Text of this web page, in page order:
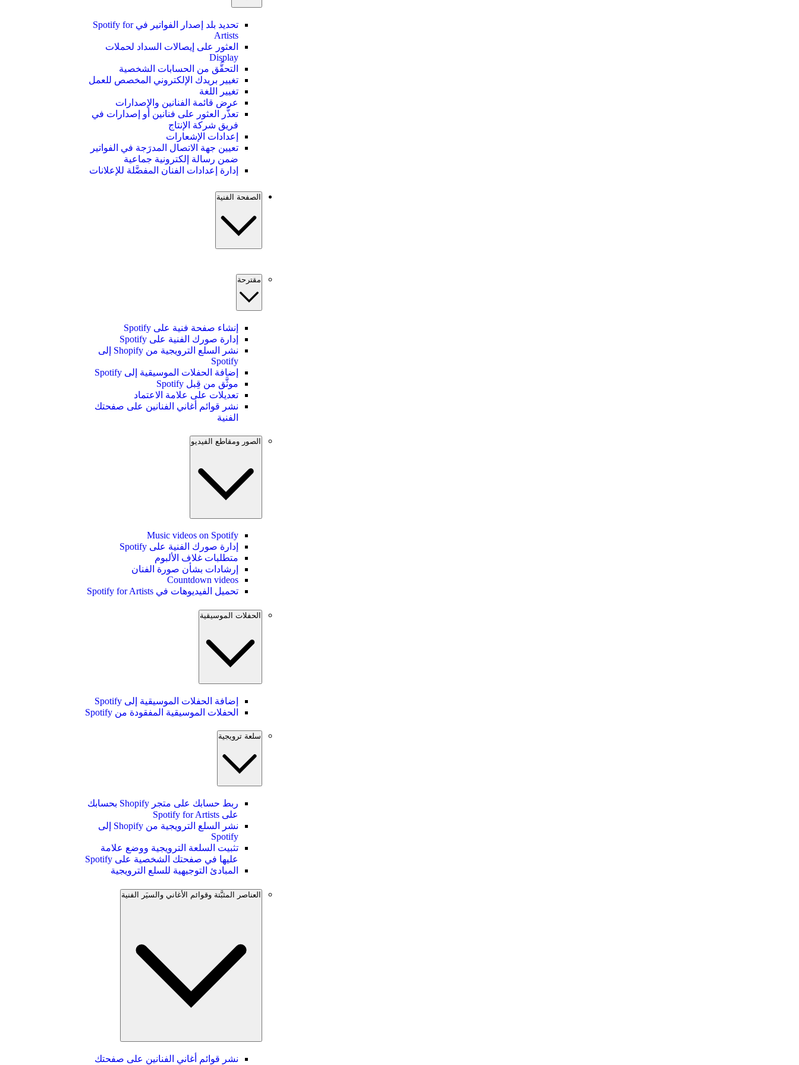
تحديد بلد إصدار الفواتير في Spotify for
Artists
العثور على إيصالات السداد لحملات
Display
التحقُّق من الحسابات الشخصية
تغيير بريدك الإلكتروني المخصص للعمل
تغيير اللغة
عرض قائمة الفنانين والإصدارات
تعذُّر العثور على فنانين أو إصدارات في
فريق شركة الإنتاج
إعدادات الإشعارات
تعيين جهة الاتصال المدرَجة في الفواتير
ضمن رسالة إلكترونية جماعية
إدارة إعدادات الفنان المفضَّلة للإعلانات
الصفحة الفنية
مقترحة
إنشاء صفحة فنية على Spotify
إدارة صورك الفنية على Spotify
نشر السلع الترويجية من Shopify إلى
Spotify
إضافة الحفلات الموسيقية إلى Spotify
موثَّق من قِبل Spotify
تعديلات على علامة الاعتماد
نشر قوائم أغاني الفنانين على صفحتك
الفنية
الصور ومقاطع الفيديو
Music videos on Spotify
إدارة صورك الفنية على Spotify
متطلبات غلاف الألبوم
إرشادات بشأن صورة الفنان
Countdown videos
تحميل الفيديوهات في Spotify for Artists
الحفلات الموسيقية
إضافة الحفلات الموسيقية إلى Spotify
الحفلات الموسيقية المفقودة من Spotify
سلعة ترويجية
ربط حسابك على متجر Shopify بحسابك
على Spotify for Artists
نشر السلع الترويجية من Shopify إلى
Spotify
تثبيت السلعة الترويجية ووضع علامة
عليها في صفحتك الشخصية على Spotify
المبادئ التوجيهية للسلع الترويجية
العناصر المثبَّتة وقوائم الأغاني والسيَر الفنية
نشر قوائم أغاني الفنانين على صفحتك